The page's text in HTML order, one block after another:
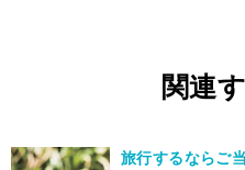
関連
旅行するならご